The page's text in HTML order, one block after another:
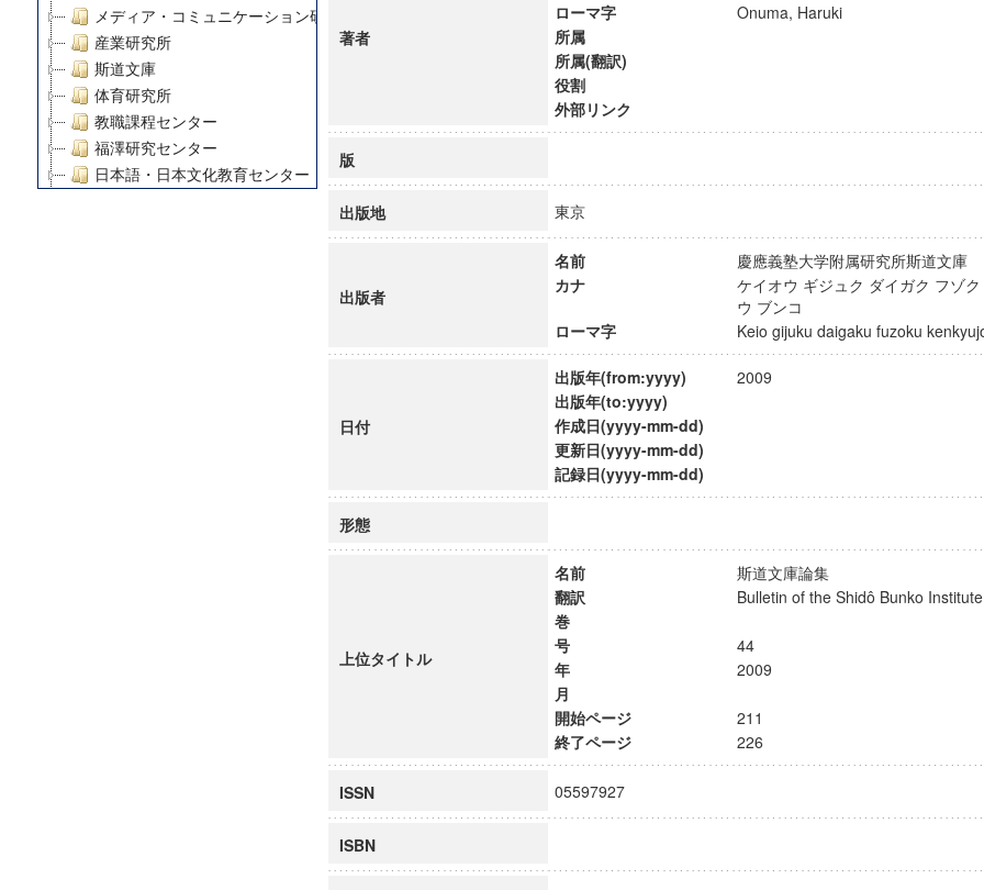
メディア・コミュニケーション研究所
産業研究所
斯道文庫
体育研究所
教職課程センター
福澤研究センター
日本語・日本文化教育センター
慶應義塾大学グローバルCOEプログラム市民社会ガバナンス教育研究センター
慶應義塾大学グローバルCOEプログラム論理と感性の先端的教育研究拠点
博士課程教育リーディングプログラム「超成熟社会発展のサイエンス」
著者
ローマ字
Onuma, Haruki
所属
所属(翻訳)
役割
外部リンク
版
出版地 東京
出版者
名前
慶應義塾大学附属研究所斯道文
カナ
ケイオウ ギジュク ダイガク フゾ
ウ ブンコ
ローマ字
Keio gijuku daigaku fuzoku
日付
出版年(from:yyyy)
2009
出版年(to:yyyy)
作成日(yyyy-mm-dd)
更新日(yyyy-mm-dd)
記録日(yyyy-mm-dd)
形態
上位タイトル
名前
斯道文庫論集
翻訳
Bulletin of the Shidô Bunko
巻
号
44
年
2009
月
開始ページ
211
終了ページ
226
ISSN 05597927
ISBN